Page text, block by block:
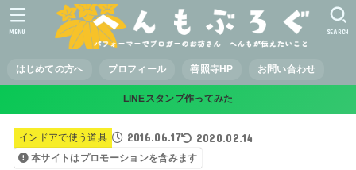
はじめての方へ プロフィール 善照寺HP お問い合わせ
SEARCH
MENU
LINEスタンプ作ってみた
インドアで使う道具 2016.06.17 2020.02.14
本サイトはプロモーションを含みます